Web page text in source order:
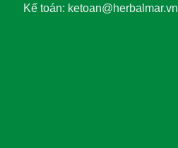
Kế toán: ketoan@herbalmar.vn